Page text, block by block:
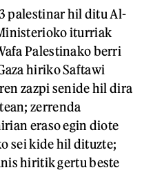
palestinar hil ditu Al-
iturriak
Palestinako berri
hiriko Saftawi
zazpi senide hil dira
zerrenda
eraso egin diote
sei kide hil dituzte;
hiritik gertu beste